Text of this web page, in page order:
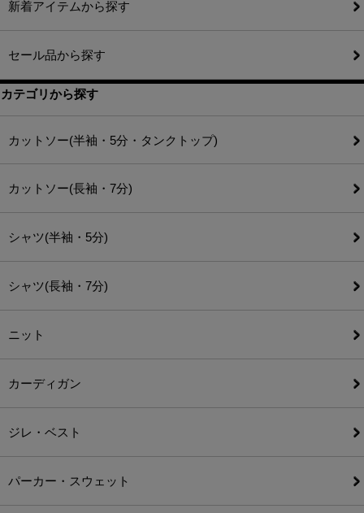
新着アイテムから探す
セール品から探す
カテゴリから探す
カットソー(半袖・5分・タンクトップ)
カットソー(長袖・7分)
シャツ(半袖・5分)
シャツ(長袖・7分)
ニット
カーディガン
ジレ・ベスト
パーカー・スウェット